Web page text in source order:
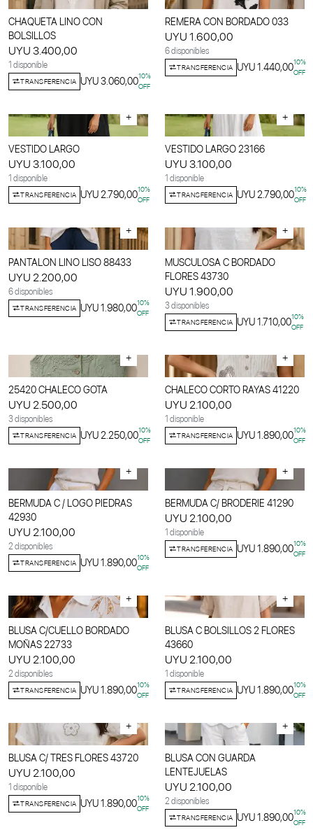
CHAQUETA LINO CON
BOLSILLOS
UYU 3.400,00
1 disponible
TRANSFERENCIA UYU 3.060,0010%
OFF
REMERA CON BORDADO 033
UYU 1.600,00
6 disponibles
TRANSFERENCIA UYU 1.440,0010%
OFF
+
VESTIDO LARGO
UYU 3.100,00
1 disponible
TRANSFERENCIA UYU 2.790,0010%
OFF
+
VESTIDO LARGO 23166
UYU 3.100,00
1 disponible
TRANSFERENCIA UYU 2.790,0010%
OFF
+
PANTALON LINO LISO 88433
UYU 2.200,00
6 disponibles
TRANSFERENCIA UYU 1.980,0010%
OFF
+
MUSCULOSA C BORDADO
FLORES 43730
UYU 1.900,00
3 disponibles
TRANSFERENCIA UYU 1.710,0010%
OFF
+
25420 CHALECO GOTA
UYU 2.500,00
3 disponibles
TRANSFERENCIA UYU 2.250,0010%
OFF
+
CHALECO CORTO RAYAS 41220
UYU 2.100,00
1 disponible
TRANSFERENCIA UYU 1.890,0010%
OFF
+
BERMUDA C / LOGO PIEDRAS
42930
UYU 2.100,00
2 disponibles
TRANSFERENCIA UYU 1.890,0010%
OFF
+
BERMUDA C/ BRODERIE 41290
UYU 2.100,00
1 disponible
TRANSFERENCIA UYU 1.890,0010%
OFF
+
BLUSA C/CUELLO BORDADO
MOÑAS 22733
UYU 2.100,00
2 disponibles
TRANSFERENCIA UYU 1.890,0010%
OFF
+
BLUSA C BOLSILLOS 2 FLORES
43660
UYU 2.100,00
1 disponible
TRANSFERENCIA UYU 1.890,0010%
OFF
+
BLUSA C/ TRES FLORES 43720
UYU 2.100,00
1 disponible
TRANSFERENCIA UYU 1.890,0010%
OFF
+
BLUSA CON GUARDA
LENTEJUELAS
UYU 2.100,00
2 disponibles
TRANSFERENCIA UYU 1.890,0010%
OFF